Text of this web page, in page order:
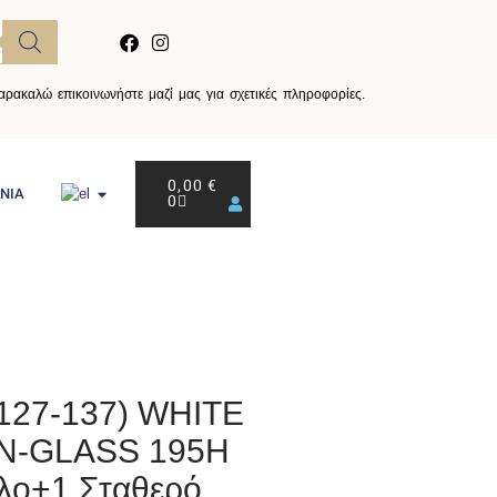
επικοινωνήστε μαζί μας για σχετικές πληροφορίες.
0,00€
0
137) WHITE
GLASS 195H
Σταθερό